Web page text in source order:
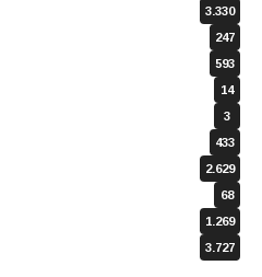
3.330
247
593
14
3
433
2.629
68
1.269
3.727